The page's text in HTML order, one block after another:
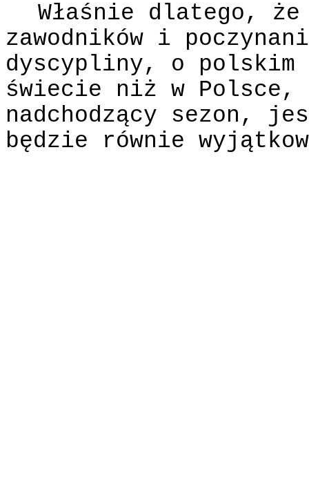
Właśnie dlatego,
zawodników i
dyscypliny, o polskim
świecie niż w Polsce,
nadchodzący sezon,
będzie równie